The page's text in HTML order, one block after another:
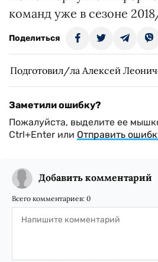
команд уже в сезоне
Поделиться
Подготовил/ла Алексей
Заметили ошибку?
Пожалуйста, выделите ее
Ctrl+Enter или Отправить
Добавить комментарий
Всего комментариев: 0